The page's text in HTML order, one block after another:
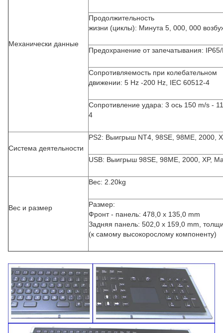
Механически данные
Продолжительность
жизни (циклы): Минута 5, 000, 000
Предохранение от запечатывания:
Сопротивляемость при колебательном
движении: 5 Hz -200 Hz, IEC 60512-4
Сопротивление удара: 3 ось 150 m/s -
4
Система деятельности
PS2: Выигрыш NT4, 98SE, 98ME, 2000,
USB: Выигрыш 98SE, 98ME, 2000, XP,
Вес и размер
Вес: 2.20kg
Размер:
Фронт - панель: 478,0 x 135,0 mm
Задняя панель: 502,0 x 159,0 mm,
(к самому высокорослому компоненту)